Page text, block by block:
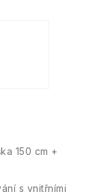
150 cm +
s vnitřními